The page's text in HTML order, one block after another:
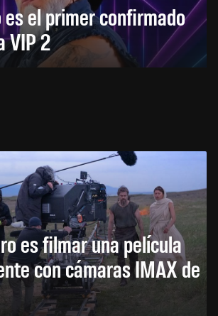
es el primer confirmado
VIP 2
es filmar una película
con cámaras IMAX de